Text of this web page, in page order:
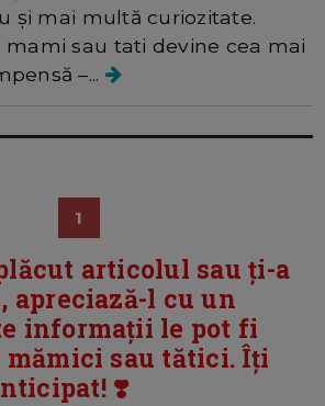
și mai multă curiozitate.
sau tati devine cea mai
–...
1
articolul sau ți-a
apreciază-l cu un
informații le pot fi
sau tătici. Îți
❣️